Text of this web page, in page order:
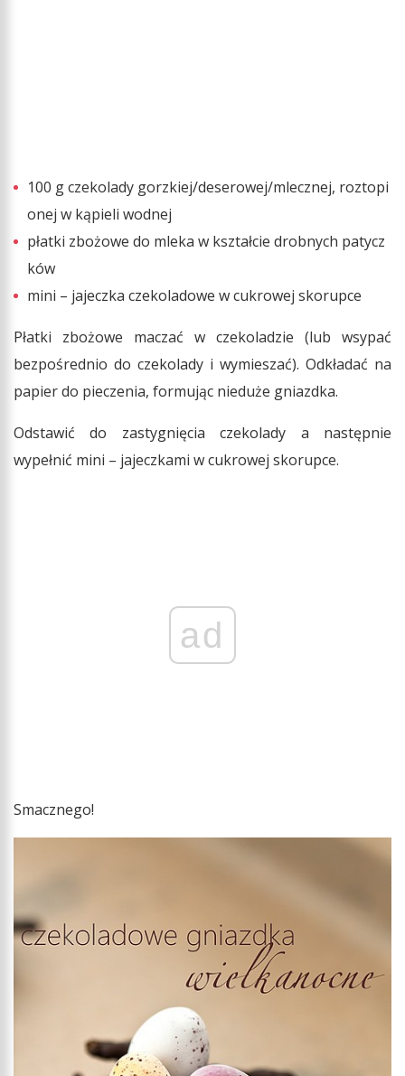
100 g czekolady gorzkiej/deserowej/mlecznej, roztopi
onej w kąpieli wodnej
płatki zbożowe do mleka w kształcie drobnych patycz
ków
mini – jajeczka czekoladowe w cukrowej skorupce
Płatki zbożowe maczać w czekoladzie (lub wsypać
bezpośrednio do czekolady i wymieszać). Odkładać na
papier do pieczenia, formując nieduże gniazdka.
Odstawić do zastygnięcia czekolady a następnie
wypełnić mini – jajeczkami w cukrowej skorupce.
ad
Smacznego!